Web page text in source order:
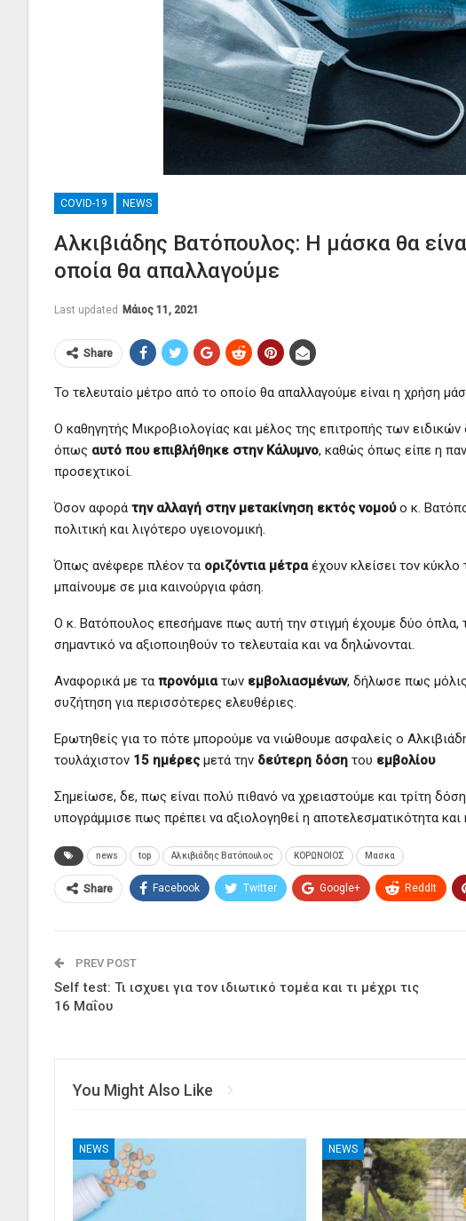
COVID-19 NEWS
Αλκιβιάδης Βατόπουλος: Η μάσκα θα
οποία θα απαλλαγούμε
Last updated Μάιος 11, 2021
Share
Το τελευταίο μέτρο από το οποίο θα απαλλαγούμε είναι η χρήση
Ο καθηγητής Μικροβιολογίας και μέλος της επιτροπής των
όπως αυτό που επιβλήθηκε στην Κάλυμνο, καθώς όπως είπε η
προσεχτικοί.
Όσον αφορά την αλλαγή στην μετακίνηση εκτός νομούο κ.
πολιτική και λιγότερο υγειονομική.
Όπως ανέφερε πλέον τα οριζόντια μέτραέχουν κλείσει τον κύκλο
μπαίνουμε σε μια καινούργια φάση.
Ο κ. Βατόπουλος επεσήμανε πως αυτή την στιγμή έχουμε δύο όπλα,
σημαντικό να αξιοποιηθούν το τελευταία και να δηλώνονται.
Αναφορικά με τα προνόμιατων εμβολιασμένων, δήλωσε πως μόλις
συζήτηση για περισσότερες ελευθέριες.
Ερωτηθείς για το πότε μπορούμε να νιώθουμε ασφαλείς ο
τουλάχιστον 15 ημέρες μετά την δεύτερη δόση του εμβολίου
Σημείωσε, δε, πως είναι πολύ πιθανό να χρειαστούμε και τρίτη
υπογράμμισε πως πρέπει να αξιολογηθεί η αποτελεσματικότητα
news top Αλκιβιάδης Βατόπουλος ΚΟΡΩΝΟΙΟΣ Μασκα
Share Facebook Twitter Google+ ReddIt
PREV POST
Self test: Τι ισχυει για τον ιδιωτικό τομέα και τι μέχρι τις
16 Μαΐου
You Might Also Like
NEWS NEWS